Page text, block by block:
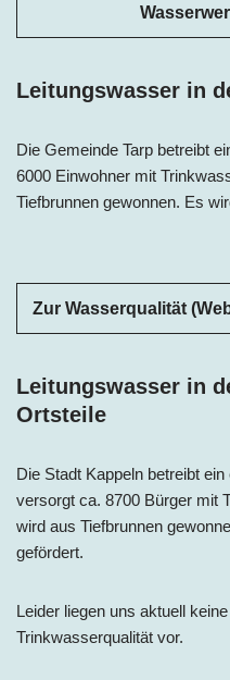
Leitungswasser in
Die Gemeinde Tarp betreibt
6000 Einwohner mit
Tiefbrunnen gewonnen. Es
Zur Wasserqualität
Leitungswasser in
Ortsteile
Die Stadt Kappeln betreibt
versorgt ca. 8700 Bürger mit
wird aus Tiefbrunnen
gefördert.
Leider liegen uns aktuell
Trinkwasserqualität vor.